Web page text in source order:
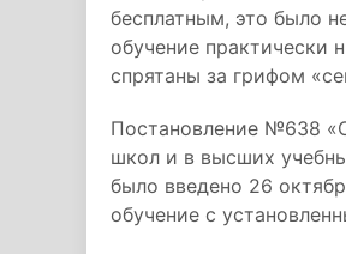
бесплатным, это было
обучение практически
спрятаны за грифом
Постановление №638
школ и в высших
было введено 26
обучение с